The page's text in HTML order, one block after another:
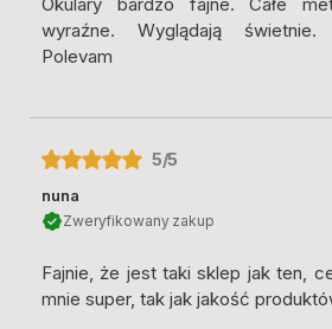
Okulary bardzo fajne. Całe
wyraźne. Wyglądają świetnie.
Polevam
5/5
nuna
Zweryfikowany zakup
Fajnie, że jest taki sklep jak ten,
mnie super, tak jak jakość